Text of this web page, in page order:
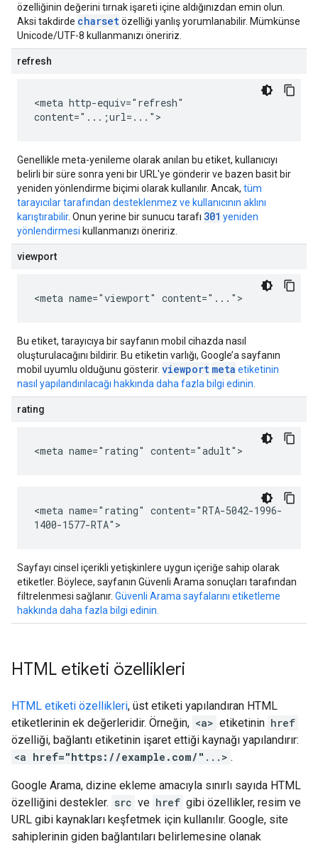
özelliğinin değerini tırnak işareti içine aldığınızdan emin olun.
Aksi takdirde charsetözelliği yanlış yorumlanabilir. Mümkünse
Unicode/UTF-8 kullanmanızı öneririz.
refresh
<meta http-equiv="refresh"
content="...;url=...">
Genellikle meta-yenileme olarak anılan bu etiket, kullanıcıyı
belirli bir süre sonra yeni bir URL'ye gönderir ve bazen basit bir
yeniden yönlendirme biçimi olarak kullanılır. Ancak, tüm
tarayıcılar tarafından desteklenmez ve kullanıcının aklını
karıştırabilir. Onun yerine bir sunucu tarafı 301 yeniden
yönlendirmesi kullanmanızı öneririz.
viewport
<meta name="viewport" content="...">
Bu etiket, tarayıcıya bir sayfanın mobil cihazda nasıl
oluşturulacağını bildirir. Bu etiketin varlığı, Google’a sayfanın
mobil uyumlu olduğunu gösterir. viewport meta etiketinin
nasıl yapılandırılacağı hakkında daha fazla bilgi edinin.
rating
<meta name="rating" content="adult">
<meta name="rating" content="RTA-5042-1996-
1400-1577-RTA">
Sayfayı cinsel içerikli yetişkinlere uygun içeriğe sahip olarak
etiketler. Böylece, sayfanın Güvenli Arama sonuçları tarafından
filtrelenmesi sağlanır. Güvenli Arama sayfalarını etiketleme
hakkında daha fazla bilgi edinin.
HTML etiketi özellikleri
HTML etiketi özellikleri, üst etiketi yapılandıran HTML
etiketlerinin ek değerleridir. Örneğin, <a> etiketinin href
özelliği, bağlantı etiketinin işaret ettiği kaynağı yapılandırır:
<a href="https://example.com/" ...> .
Google Arama, dizine ekleme amacıyla sınırlı sayıda HTML
özelliğini destekler. src ve href gibi özellikler, resim ve
URL gibi kaynakları keşfetmek için kullanılır. Google, site
sahiplerinin giden bağlantıları belirlemesine olanak